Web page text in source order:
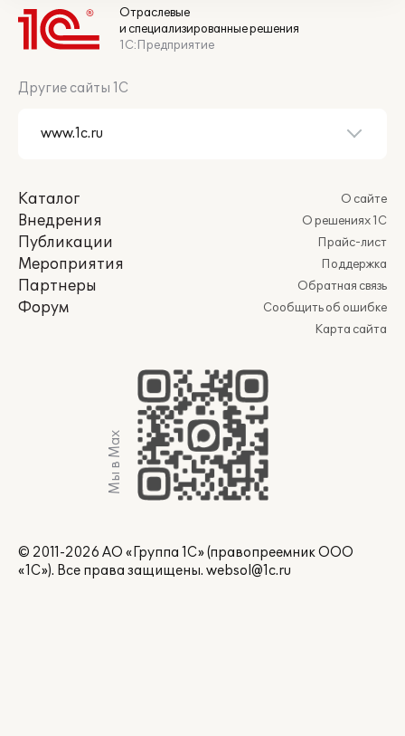
Отраслевые
и специализированные решения
1С:Предприятие
Другие сайты 1С
Каталог
Внедрения
Публикации
Мероприятия
Партнеры
Форум
О сайте
О решениях 1С
Прайс-лист
Поддержка
Обратная связь
Сообщить об ошибке
Карта сайта
Мы в Max
© 2011-2026 АО «Группа 1С» (правопреемник ООО
«1С»). Все права защищены. websol@1c.ru